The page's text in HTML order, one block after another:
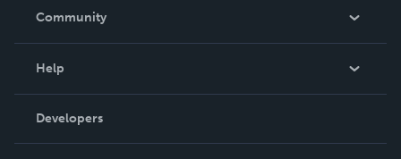
In The News
Community
Podcast
Help
Order Lookup
Knowledge Base
Developers